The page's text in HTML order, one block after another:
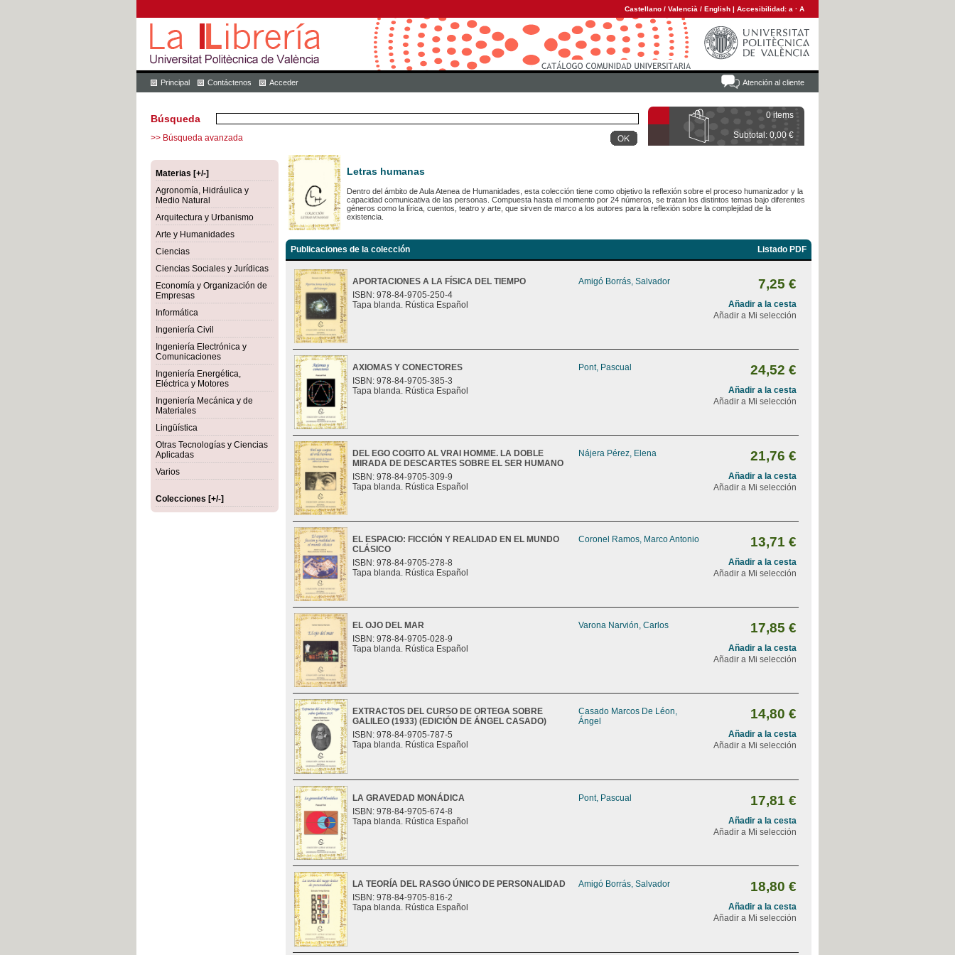
Castellano / Valencià / English | Accesibilidad: a · A
Atención al cliente
Principal Contáctenos Acceder
0 items
Subtotal: 0,00 €
Búsqueda
>> Búsqueda avanzada
Materias [+/-]
Agronomía, Hidráulica y
Medio Natural
Arquitectura y Urbanismo
Arte y Humanidades
Ciencias
Ciencias Sociales y Jurídicas
Economía y Organización de
Empresas
Informática
Ingeniería Civil
Ingeniería Electrónica y
Comunicaciones
Ingeniería Energética,
Eléctrica y Motores
Ingeniería Mecánica y de
Materiales
Lingüística
Otras Tecnologías y Ciencias
Aplicadas
Varios
Colecciones [+/-]
Letras humanas
Dentro del ámbito de Aula Atenea de Humanidades, esta colección tiene como objetivo la reflexión sobre el proceso humanizador y la
capacidad comunicativa de las personas. Compuesta hasta el momento por 24 números, se tratan los distintos temas bajo diferentes
géneros como la lírica, cuentos, teatro y arte, que sirven de marco a los autores para la reflexión sobre la complejidad de la
existencia.
Publicaciones de la colección Listado PDF
APORTACIONES A LA FÍSICA DEL TIEMPO
ISBN: 978-84-9705-250-4
Tapa blanda. Rústica Español
Amigó Borrás, Salvador 7,25 €
Añadir a la cesta
Añadir a Mi selección
AXIOMAS Y CONECTORES
ISBN: 978-84-9705-385-3
Tapa blanda. Rústica Español
Pont, Pascual 24,52 €
Añadir a la cesta
Añadir a Mi selección
DEL EGO COGITO AL VRAI HOMME. LA DOBLE
MIRADA DE DESCARTES SOBRE EL SER HUMANO
ISBN: 978-84-9705-309-9
Tapa blanda. Rústica Español
Nájera Pérez, Elena 21,76 €
Añadir a la cesta
Añadir a Mi selección
EL ESPACIO: FICCIÓN Y REALIDAD EN EL MUNDO
CLÁSICO
ISBN: 978-84-9705-278-8
Tapa blanda. Rústica Español
Coronel Ramos, Marco Antonio 13,71 €
Añadir a la cesta
Añadir a Mi selección
EL OJO DEL MAR
ISBN: 978-84-9705-028-9
Tapa blanda. Rústica Español
Varona Narvión, Carlos 17,85 €
Añadir a la cesta
Añadir a Mi selección
EXTRACTOS DEL CURSO DE ORTEGA SOBRE
GALILEO (1933) (EDICIÓN DE ÁNGEL CASADO)
ISBN: 978-84-9705-787-5
Tapa blanda. Rústica Español
Casado Marcos De Léon,
Ángel
14,80 €
Añadir a la cesta
Añadir a Mi selección
LA GRAVEDAD MONÁDICA
ISBN: 978-84-9705-674-8
Tapa blanda. Rústica Español
Pont, Pascual 17,81 €
Añadir a la cesta
Añadir a Mi selección
LA TEORÍA DEL RASGO ÚNICO DE PERSONALIDAD
ISBN: 978-84-9705-816-2
Tapa blanda. Rústica Español
Amigó Borrás, Salvador 18,80 €
Añadir a la cesta
Añadir a Mi selección